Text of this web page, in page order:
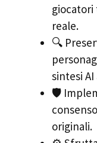
giocatori
reale.
🔍
sintesi
🛡️
originali.